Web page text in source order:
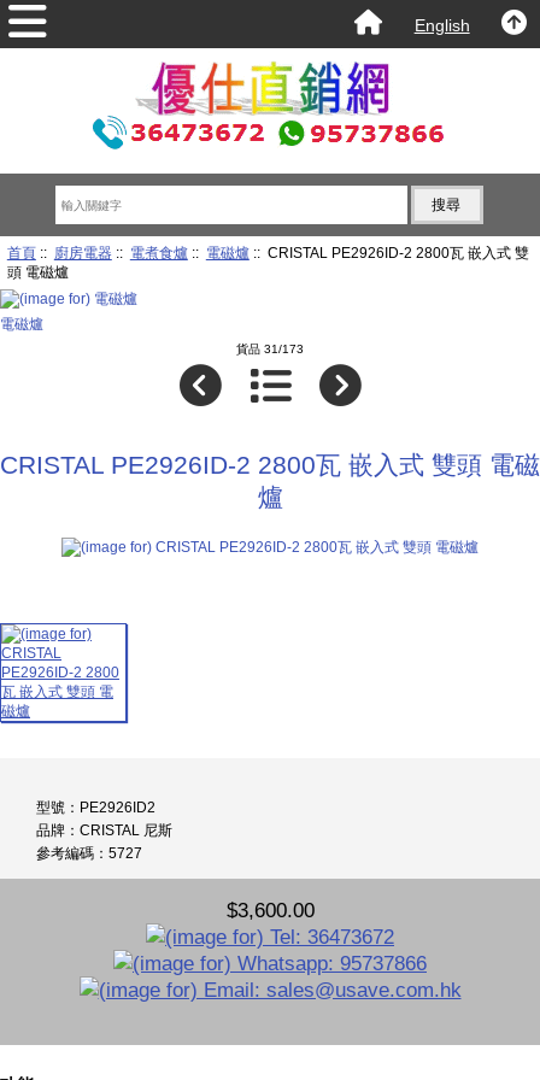
English
首頁:: 廚房電器:: 電煮食爐:: 電磁爐:: CRISTAL PE2926ID-2 2800瓦 嵌入式 雙
頭 電磁爐
電磁爐
貨品 31/173
CRISTAL PE2926ID-2 2800瓦 嵌入式 雙頭 電磁
爐
型號：PE2926ID2
品牌：CRISTAL 尼斯
參考編碼：5727
$3,600.00